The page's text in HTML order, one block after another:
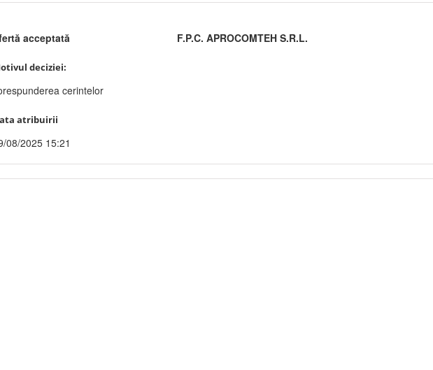
acceptată F.P.C. APROCOMTEH S.R.L.
deciziei:
cerintelor
atribuirii
08/2025 15:21